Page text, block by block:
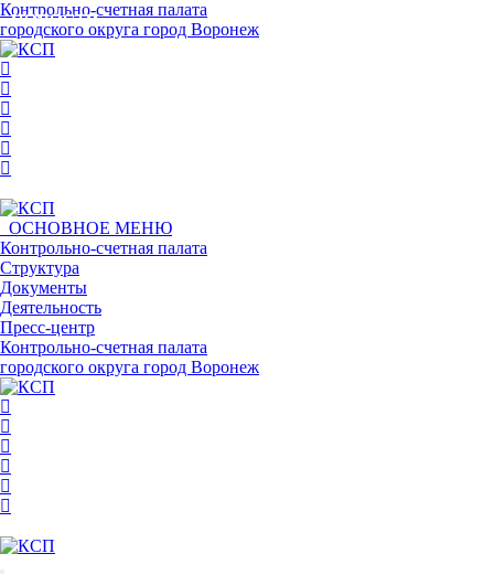
Контрольно-счетная палата
городского округа город Воронеж
ОСНОВНОЕ МЕНЮ
Контрольно-счетная палата
Структура
Документы
Деятельность
Пресс-центр
Контрольно-счетная палата
городского округа город Воронеж
НОВОСТИ
НОВОСТИ
НОВОСТИ
НОВОСТИ
НОВОСТИ
НОВОСТИ
НОВОСТИ
НОВОСТИ
НОВОСТИ
НОВОСТИ